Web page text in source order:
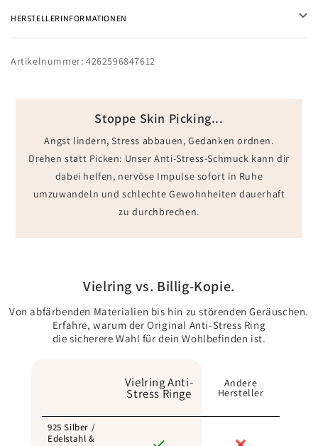
HERSTELLERINFORMATIONEN
Artikelnummer: 4262596847612
Stoppe Skin Picking...
Angst lindern, Stress abbauen, Gedanken ordnen.
Drehen statt Picken: Unser Anti-Stress-Schmuck kann dir
dabei helfen, nervöse Impulse sofort in Ruhe
umzuwandeln und schlechte Gewohnheiten dauerhaft
zu durchbrechen.
Vielring vs. Billig-Kopie.
Von abfärbenden Materialien bis hin zu störenden Geräuschen.
Erfahre, warum der Original Anti-Stress Ring
die sicherere Wahl für dein Wohlbefinden ist.
925 Silber /
Edelstahl &
Vielring Anti-
Stress Ringe
Andere
Hersteller